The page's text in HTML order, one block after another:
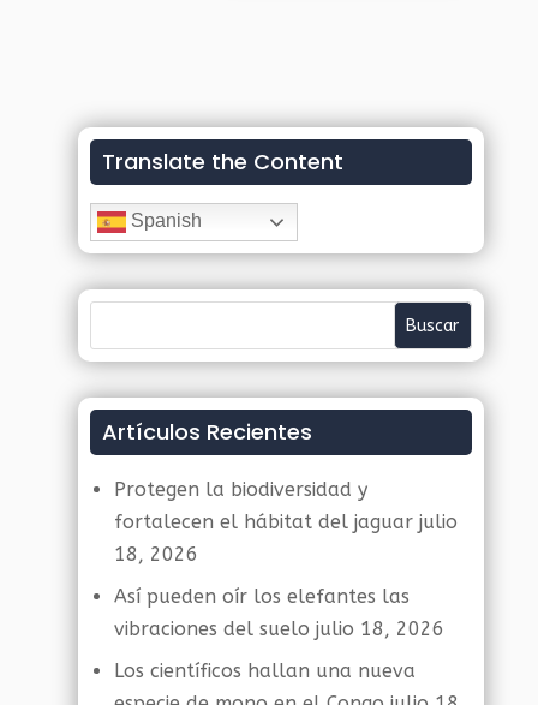
Translate the Content
Spanish
Artículos Recientes
Protegen la biodiversidad y
fortalecen el hábitat del jaguar julio
18, 2026
Así pueden oír los elefantes las
vibraciones del suelo julio 18, 2026
Los científicos hallan una nueva